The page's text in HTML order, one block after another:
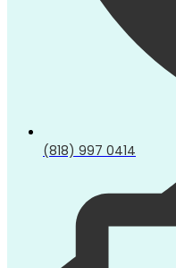
(818) 997 0414